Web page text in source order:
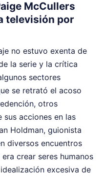
McCullers
televisión por
no estuvo exenta de
la serie y la crítica
sectores
se retrató el acoso
otros
acciones en las
Holdman, guionista
diversos encuentros
crear seres humanos
excesiva de